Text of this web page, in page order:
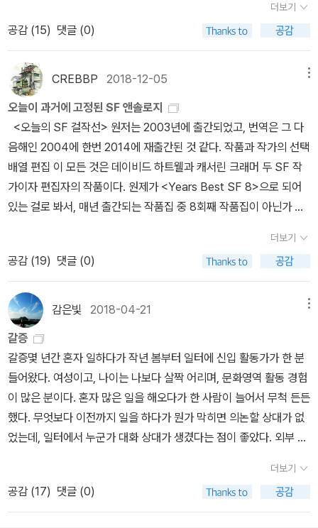
중에서 대상과 우수상이 모두 나온다는 소리다. 모두 생소하다. 짦막
한 출판사 소개글을 보면, <에셔의 손>은 이미 한국과학문학상을 수
상한 작품으로, 전자 두뇌가 일상화된 시대에 기억삭제에 얽힌 미스
터리를 다루는 듯하다. 넷플릭스에서 내가 가장 애정하는 프로그램인
블랙 미러의 에피소드들을 연상시킨다. <이방인의 성>은 소재면에서
보다 흥미로와 보이는데 17세기 명나라 패망 이후 중원을 접수한 조
선이 2010년 건국 619년째 되는 해에 세계적 연회를 주최하며 이야
기가 시작되는 대체역사소설에 과학소설의 온갖 현란한 기술들이 등
장하는 이 책에 마음이 꽂혔다. 늦기 전에 격쿠 기간 중에 이북으로 구
매해야겠다. 무한의 책은 메이저 출판사인 현대문학의 안목으로 출간
한 SF인 만큼 작품성이 신뢰가는 면도 없지 않지만, 표지 역시 멋지
지 않은가. 소재는 진부할 수도 있는, 시간여행과 평행우주인 듯 한데,
알라디너 평균 별점이 (많지는 않지만) 아주 좋다. 이 세 작품 이전에
f.org). 이 중에서 이보영의 <저 이승의 선지자>를 쫌 읽다 말았는데,
내용이 너무나도 철학적이고 심오해서, 자꾸 졸리고, 계속 읽게 될 것
같지가 않다.장편소설작품명작가출판사러브비츠 평전김상원소울파
트무한의 책김희선현대문학알렙이 알렙에게최영희해와나무이방인
의 성홍준영멘토프레스에셔의 손김백상허블저 이승의 선지자김보영
아작창백한 말최민호황금가지 나머지 부분의 본심 진출작도 모두 나
열해본다.중·단편소설작품명작가출판사/플랫폼수록된 곳어째서고호
관크로스로드만날 수 있을까곽재식그래비티북스행성대관람차얼마
의 기사김성일브릿G로드킬아밀(김지현)온우주여성작가SF단편모
음집원통 안의 소녀김초엽이음과학잡지 에피단발리체르카브릿G온
도계의 수은박부용브릿G꿈의 중첩박성환크로스로드토요일박애진온
더보기
공감 (15) 댓글 (0)
CREBBP 2018-12-05
오늘이 과거에 고정된 SF 앤솔로지
<오늘의 SF 걸작선> 원저는 2003년에 출간되었고, 번역은 그 다
음해인 2004에 한번 2014에 재출간된 것 같다. 작품과 작가의 선택
배열 편집 이 모든 것은 데이비드 하트웰과 캐서린 크래머 두 SF 작
가이자 편집자의 작품이다. 원제가 <Years Best SF 8>으로 되어
있는 걸로 봐서, 매년 출간되는 작품집 중 8회째 작품집이 아닌가 싶
로 출간하고 시리즈의 다른 책들은 출간을 포기한 듯하다. 수많은 SF
작품들이 쏟아져 나오지만, 장르의 특성상 허접 쓰레기가 많은 분야
가 이 쟝르라고도 한다. 그래서 매니아가 아닌 독자들에게는 안목이
있는 전문가들이 엄선해서 내는 작품집들이 좋은 작품과 좋은 작가를
만날 수 있는 기회를 준다. 잘 안팔리니까 더는 안만들어 낸 거겠지만
이런 선집이 조금 더 많아졌으면 하는 바람이다.오늘날 처럼 과학이
시시각각 변화해가는 시기에 오래된 SF는 (물론 그 때 쓰여졌으니까
그런가부다 하고 대개는 너그러운 마음으로 읽지만) 때때로 더이상
유효하지 않은 과학적 상상이라는, 그래서 과학은 빠지고 환상만 남
아버리는 시대착오적 텍스트가 될 때가 있다. 오늘의 SF에서 기대하
는 것은 그 해 쓰여진, 그러니까 바로 어제까지의 과학적 지식이 상상
력과 결합된 최신의 과학소설이다. 그럼에도 불구하고 좋은 소설 감
동이 오래 가는 명작은 새로운 세계가 반영된 것보다는 50~60년대
더보기
공감 (19) 댓글 (0)
감은빛 2018-04-21
갈증
갈증몇 년간 혼자 일하다가 작년 봄부터 일터에 신입 활동가가 한 분
들어왔다. 여성이고, 나이는 나보다 살짝 어리며, 문화영역 활동 경험
이 많은 분이다. 혼자 많은 일을 해오다가 한 사람이 늘어서 무척 든든
했다. 무엇보다 이전까지 일을 하다가 뭔가 막히면 의논할 상대가 없
었는데, 일터에서 누군가 대화 상대가 생겼다는 점이 좋았다. 외부 일
생겨서 좋았다. 하지만 사람이 늘었어도 내 일은 거의 줄지 않았다. 그
분이 가져간 양보다 오히려 더 많은 일이 생겼다. 이건 뭐 일이 많은
건 평생 바뀌지 않는 팔자려니 하고 살아야 하나보다.암튼 1년간 마음
더보기
공감 (17) 댓글 (0)